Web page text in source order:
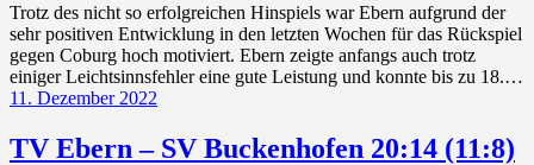
Trotz des nicht so erfolgreichen Hinspiels war Ebern aufgrund der
sehr positiven Entwicklung in den letzten Wochen für das Rückspiel
gegen Coburg hoch motiviert. Ebern zeigte anfangs auch trotz
einiger Leichtsinnsfehler eine gute Leistung und konnte bis zu 18.…
11. Dezember 2022
TV Ebern – SV Buckenhofen 20:14 (11:8)